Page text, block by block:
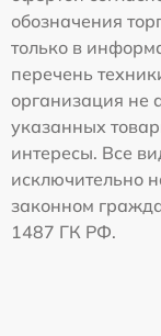
обозначения
только в
перечень
организация не
указанных
интересы. Все
исключительно
законном
1487 ГК РФ.